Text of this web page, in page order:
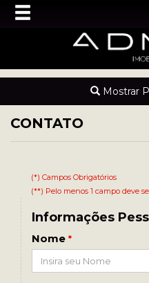
Mostrar
CONTATO
(*) Campos Obrigatórios
(**) Pelo menos 1 campo deve
Informações
Nome *